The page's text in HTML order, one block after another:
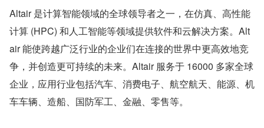
Altair 是计算智能领域的全球领导者之一，在仿真、高性能
计算 (HPC) 和人工智能等领域提供软件和云解决方案。Alt
air 能使跨越广泛行业的企业们在连接的世界中更高效地竞
争，并创造更可持续的未来。Altair 服务于 16000 多家全球
企业，应用行业包括汽车、消费电子、航空航天、能源、机
车车辆、造船、国防军工、金融、零售等。